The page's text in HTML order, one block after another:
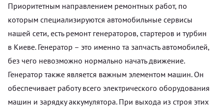
Приоритетным направлением ремонтных работ, по
которым специализируются автомобильные сервисы
нашей сети, есть ремонт генераторов, стартеров и турбин
в Киеве. Генератор – это именно та запчасть автомобилей,
без чего невозможно нормально начать движение.
Генератор также является важным элементом машин. Он
обеспечивает работу всего электрического оборудования
машин и зарядку аккумулятора. При выхода из строя этих